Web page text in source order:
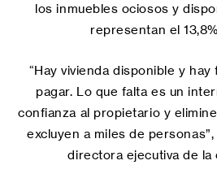
los inmuebles ociosos y
representan el
“Hay vivienda disponible y hay
pagar. Lo que falta es un
confianza al propietario y
excluyen a miles de
directora ejecutiva de la